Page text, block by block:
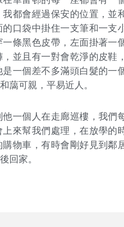
都會經過保安的位置，並
口袋中掛住一支筆和一支
條黑色皮帶，左面掛著一
並且有一對會乾淨的皮鞋
一個差不多滿頭白髮的一
藹可親，平易近人。
一個人在走廊巡樓，我們
來幫我們處理，在放學的
物車，有時會剛好見到鄰
回家。